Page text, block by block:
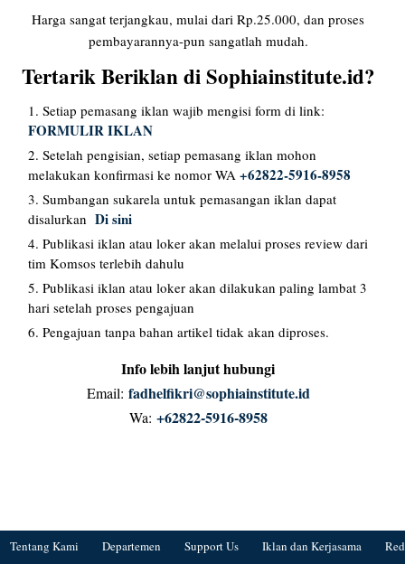
Harga sangat terjangkau, mulai dari Rp.25.000, dan proses
pembayarannya-pun sangatlah mudah.
Tertarik Beriklan di Sophiainstitute.id?
Setiap pemasang iklan wajib mengisi form di link:
FORMULIR IKLAN
Setelah pengisian, setiap pemasang iklan mohon
melakukan konfirmasi ke nomor WA +62822-5916-8958
Sumbangan sukarela untuk pemasangan iklan dapat
disalurkan Di sini
Publikasi iklan atau loker akan melalui proses review dari
tim Komsos terlebih dahulu
Publikasi iklan atau loker akan dilakukan paling lambat 3
hari setelah proses pengajuan
Pengajuan tanpa bahan artikel tidak akan diproses.
Info lebih lanjut hubungi
Email: fadhelfikri@sophiainstitute.id
Wa: +62822-5916-8958
Tentang Kami Departemen Support Us Iklan dan Kerjasama